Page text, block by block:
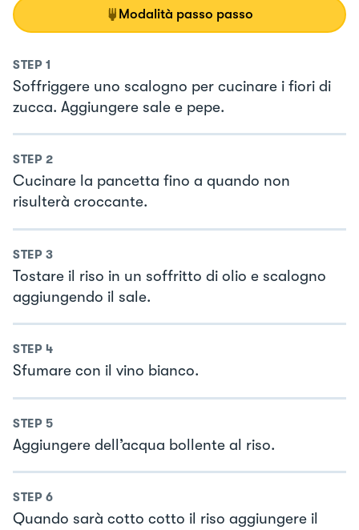
Modalità passo passo
STEP 1
Soffriggere uno scalogno per cucinare i fiori di
zucca. Aggiungere sale e pepe.
STEP 2
Cucinare la pancetta fino a quando non
risulterà croccante.
STEP 3
Tostare il riso in un soffritto di olio e scalogno
aggiungendo il sale.
STEP 4
Sfumare con il vino bianco.
STEP 5
Aggiungere dell’acqua bollente al riso.
STEP 6
Quando sarà cotto cotto il riso aggiungere il